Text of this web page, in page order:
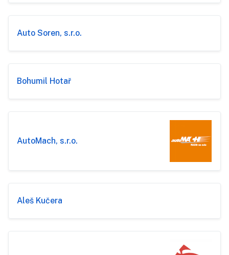
Auto Soren, s.r.o.
Bohumil Hotař
AutoMach, s.r.o.
Aleš Kučera